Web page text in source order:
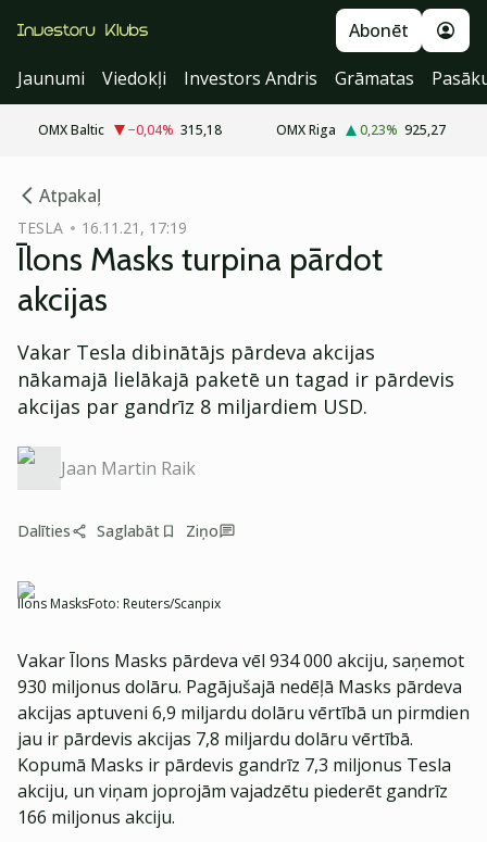
Abonēt
Jaunumi
Viedokļi Investors Andris Grāmatas
OMX Baltic −0,04% 315,18 OMX Riga 0,23% 925,27
Atpakaļ
TESLA 16.11.21, 17:19
Īlons Masks turpina pārdot
akcijas
Vakar Tesla dibinātājs pārdeva akcijas
nākamajā lielākajā paketē un tagad ir pārdevis
akcijas par gandrīz 8 miljardiem USD.
Jaan Martin Raik
Dalīties Saglabāt Ziņo
Īlons MasksFoto: Reuters/Scanpix
Vakar Īlons Masks pārdeva vēl 934 000 akciju, saņemot
930 miljonus dolāru. Pagājušajā nedēļā Masks pārdeva
akcijas aptuveni 6,9 miljardu dolāru vērtībā un pirmdien
jau ir pārdevis akcijas 7,8 miljardu dolāru vērtībā.
Kopumā Masks ir pārdevis gandrīz 7,3 miljonus Tesla
akciju, un viņam joprojām vajadzētu piederēt gandrīz
166 miljonus akciju.